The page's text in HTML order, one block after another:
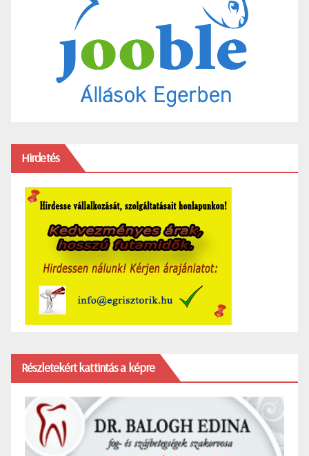
Hirdetés
Részletekért kattintás a képre